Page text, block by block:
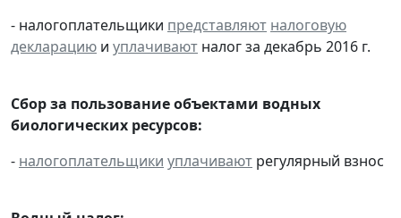
- налогоплательщики представляют налоговую
декларацию и уплачивают налог за декабрь 2016 г.
Сбор за пользование объектами водных
биологических ресурсов:
- налогоплательщики уплачивают регулярный взнос